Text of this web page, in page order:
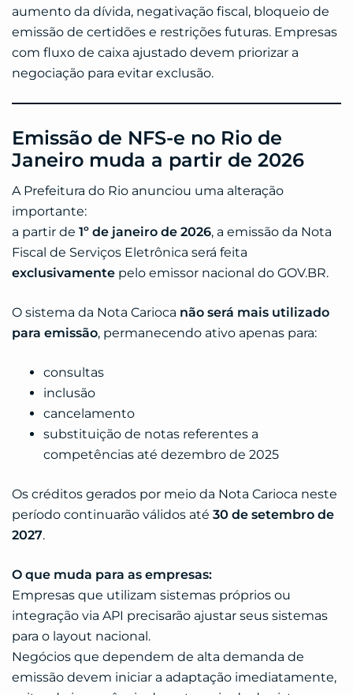
aumento da dívida, negativação fiscal, bloqueio de
emissão de certidões e restrições futuras. Empresas
com fluxo de caixa ajustado devem priorizar a
negociação para evitar exclusão.
Emissão de NFS-e no Rio de
Janeiro muda a partir de 2026
A Prefeitura do Rio anunciou uma alteração
importante:
a partir de 1º de janeiro de 2026, a emissão da Nota
Fiscal de Serviços Eletrônica será feita
exclusivamente pelo emissor nacional do GOV.BR.
O sistema da Nota Carioca não será mais utilizado
para emissão, permanecendo ativo apenas para:
consultas
inclusão
cancelamento
substituição de notas referentes a
competências até dezembro de 2025
Os créditos gerados por meio da Nota Carioca neste
período continuarão válidos até 30 de setembro de
2027.
O que muda para as empresas:
Empresas que utilizam sistemas próprios ou
integração via API precisarão ajustar seus sistemas
para o layout nacional.
Negócios que dependem de alta demanda de
emissão devem iniciar a adaptação imediatamente,